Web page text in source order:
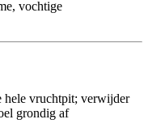
vochtige
hele vruchtpit; verwijder
grondig af